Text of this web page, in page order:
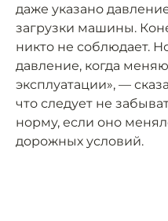
даже указано
загрузки машины.
никто не соблюдает.
давление, когда
эксплуатации», —
что следует не
норму, если оно
дорожных условий.